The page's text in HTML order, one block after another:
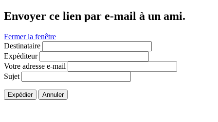
Envoyer ce lien par e-mail à un ami.
Fermer la fenêtre
Destinataire
Expéditeur
Votre adresse e-mail
Sujet
Expédier Annuler